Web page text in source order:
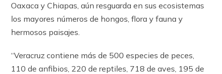
Oaxaca y Chiapas, aún resguarda en sus ecosistemas
los mayores números de hongos, flora y fauna y
hermosos paisajes.
“Veracruz contiene más de 500 especies de peces,
110 de anfibios, 220 de reptiles, 718 de aves, 195 de